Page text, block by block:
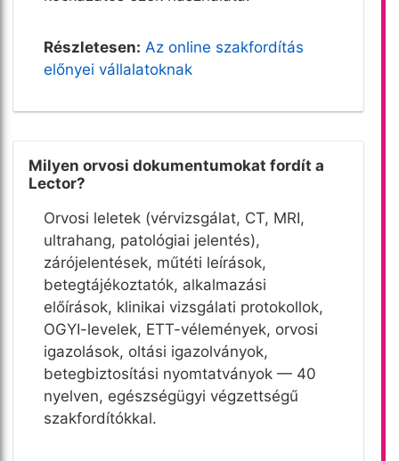
Részletesen: Az online szakfordítás
előnyei vállalatoknak
Milyen orvosi dokumentumokat fordít a
Lector?
Orvosi leletek (vérvizsgálat, CT, MRI,
ultrahang, patológiai jelentés),
zárójelentések, műtéti leírások,
betegtájékoztatók, alkalmazási
előírások, klinikai vizsgálati protokollok,
OGYI-levelek, ETT-vélemények, orvosi
igazolások, oltási igazolványok,
betegbiztosítási nyomtatványok — 40
nyelven, egészségügyi végzettségű
szakfordítókkal.